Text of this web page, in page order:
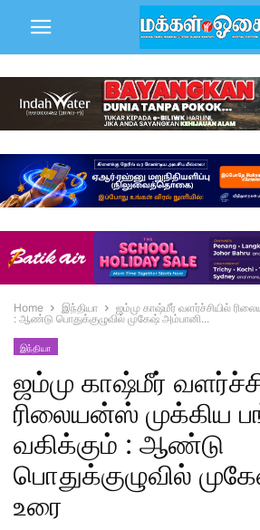
Home இந்தியா
ஜம்மு காஷ்மீர் வளர்ச்சியில்
: ஆண்டு பொதுக்குழுவில் முகேஷ் அம்பானி...
இந்தியா
ஜம்மு காஷ்மீர்
ரிலையன்ஸ் முக்கிய
வகிக்கும் : ஆண்டு
பொதுக்குழுவில்
உரை